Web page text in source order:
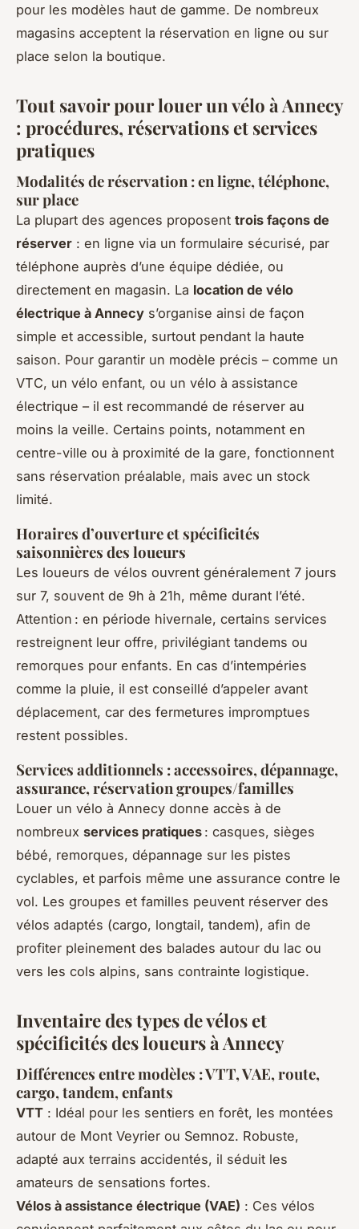
pour les modèles haut de gamme. De nombreux
magasins acceptent la réservation en ligne ou sur
place selon la boutique.
Tout savoir pour louer un vélo à Annecy
: procédures, réservations et services
pratiques
Modalités de réservation : en ligne, téléphone,
sur place
La plupart des agences proposent trois façons de
réserver : en ligne via un formulaire sécurisé, par
téléphone auprès d’une équipe dédiée, ou
directement en magasin. La location de vélo
électrique à Annecy s’organise ainsi de façon
simple et accessible, surtout pendant la haute
saison. Pour garantir un modèle précis – comme un
VTC, un vélo enfant, ou un vélo à assistance
électrique – il est recommandé de réserver au
moins la veille. Certains points, notamment en
centre-ville ou à proximité de la gare, fonctionnent
sans réservation préalable, mais avec un stock
limité.
Horaires d’ouverture et spécificités
saisonnières des loueurs
Les loueurs de vélos ouvrent généralement 7 jours
sur 7, souvent de 9h à 21h, même durant l’été.
Attention : en période hivernale, certains services
restreignent leur offre, privilégiant tandems ou
remorques pour enfants. En cas d’intempéries
comme la pluie, il est conseillé d’appeler avant
déplacement, car des fermetures impromptues
restent possibles.
Services additionnels : accessoires, dépannage,
assurance, réservation groupes/familles
Louer un vélo à Annecy donne accès à de
nombreux services pratiques : casques, sièges
bébé, remorques, dépannage sur les pistes
cyclables, et parfois même une assurance contre le
vol. Les groupes et familles peuvent réserver des
vélos adaptés (cargo, longtail, tandem), afin de
profiter pleinement des balades autour du lac ou
vers les cols alpins, sans contrainte logistique.
Inventaire des types de vélos et
spécificités des loueurs à Annecy
Différences entre modèles : VTT, VAE, route,
cargo, tandem, enfants
VTT : Idéal pour les sentiers en forêt, les montées
autour de Mont Veyrier ou Semnoz. Robuste,
adapté aux terrains accidentés, il séduit les
amateurs de sensations fortes.
Vélos à assistance électrique (VAE) : Ces vélos